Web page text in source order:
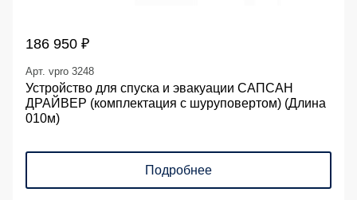
186 950 ₽
Арт. vpro 3248
Устройство для спуска и эвакуации САПСАН
ДРАЙВЕР (комплектация с шуруповертом) (Длина
010м)
Подробнее